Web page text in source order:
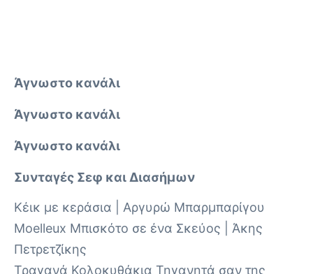
Άγνωστο κανάλι
Άγνωστο κανάλι
Άγνωστο κανάλι
Συνταγές Σεφ και Διασήμων
Κέικ με κεράσια | Αργυρώ Μπαρμπαρίγου
Moelleux Μπισκότο σε ένα Σκεύος | Άκης
Πετρετζίκης
Τραγανά Κολοκυθάκια Τηγανητά σαν της